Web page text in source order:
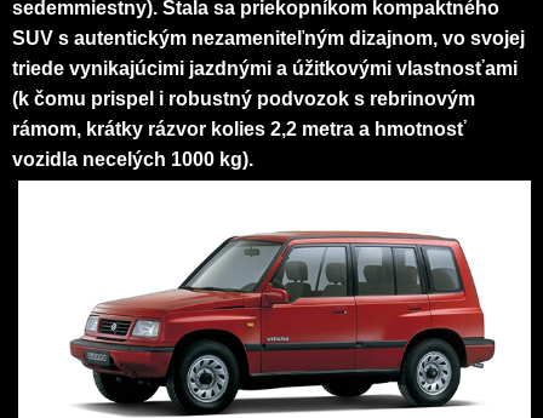
sedemmiestny). Stala sa priekopníkom kompaktného
SUV s autentickým nezameniteľným dizajnom, vo svojej
triede vynikajúcimi jazdnými a úžitkovými vlastnosťami
(k čomu prispel i robustný podvozok s rebrinovým
rámom, krátky rázvor kolies 2,2 metra a hmotnosť
vozidla necelých 1000 kg).